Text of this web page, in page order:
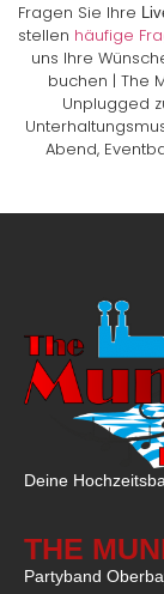
Fragen Sie Ihre
stellen häufige
uns Ihre
buchen | The
Unplugged
Abend,
Deine
THE
Partyband